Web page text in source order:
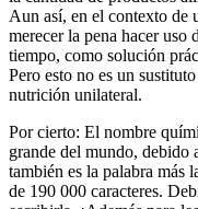
Aun así, en el contexto de
merecer la pena hacer uso
tiempo, como solución
Pero esto no es un
nutrición unilateral.
Por cierto: El nombre
grande del mundo, debido
también es la palabra más
de 190 000 caracteres.